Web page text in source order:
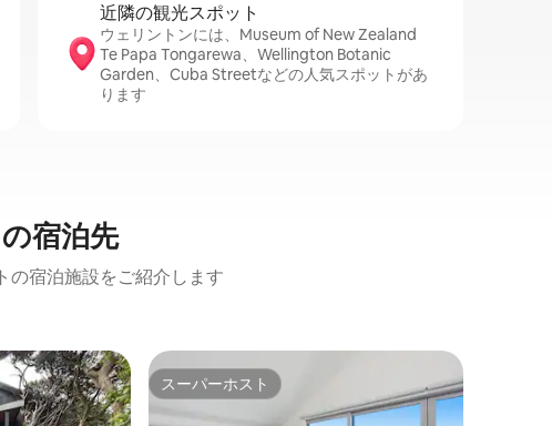
近隣の観光ス⁠ポ⁠ッ⁠ト
ウェリントンには、Museum of New Zealand
Te Papa Tongarewa、Wellington Botanic
Garden、Cuba Streetなどの人気スポットがあ
ります
宿泊先
の宿泊施設をご紹介します
す。 スーパーホスト
スーパーホスト